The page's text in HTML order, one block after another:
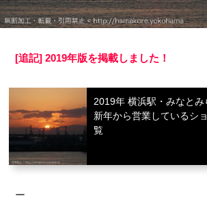
[追記] 2019年版を掲載しました！
2019年 横浜駅・みなとみ
新年から営業しているシ
覧
ー